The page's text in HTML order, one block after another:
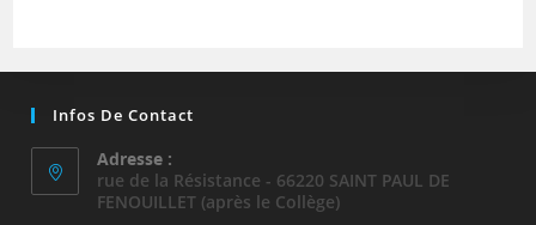
Infos De Contact
Adresse :
rue de la Résistance - 66220 SAINT PAUL DE
FENOUILLET (après le Collège)